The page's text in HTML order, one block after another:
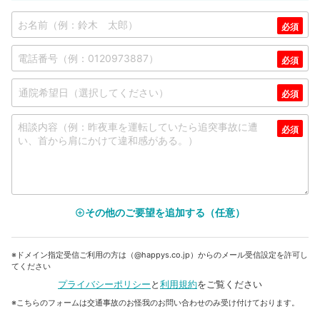
add_circle_outlineその他のご要望を追加する（任意）
※ドメイン指定受信ご利用の方は（@happys.co.jp）からのメール受信設定を許可し
てください
プライバシーポリシーと利用規約をご覧ください
※こちらのフォームは交通事故のお怪我のお問い合わせのみ受け付けております。